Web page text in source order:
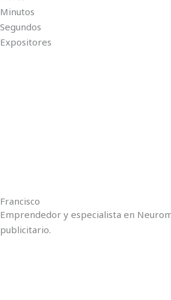
Minutos
Segundos
Expositores
Francisco
Emprendedor y especialista en
publicitario.